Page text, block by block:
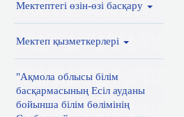
Мектептегі өзін-өзі басқару
Мектеп қызметкерлері
"Ақмола облысы білім
басқармасының Есіл ауданы
бойынша білім бөлімінің